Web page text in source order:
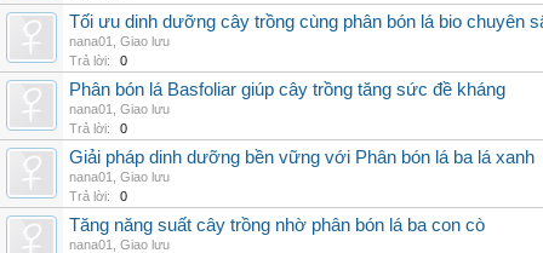
Tối ưu dinh dưỡng cây trồng cùng phân bón lá bio chuyên
nana01
Giao lưu
Trả lời:
0
Phân bón lá Basfoliar giúp cây trồng tăng sức đề kháng
nana01
Giao lưu
Trả lời:
0
Giải pháp dinh dưỡng bền vững với Phân bón lá ba lá xanh
nana01
Giao lưu
Trả lời:
0
Tăng năng suất cây trồng nhờ phân bón lá ba con cò
nana01
Giao lưu